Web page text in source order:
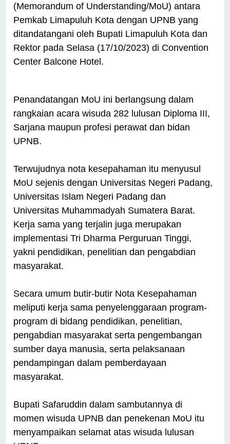
(Memorandum of Understanding/MoU) antara
Pemkab Limapuluh Kota dengan UPNB yang
ditandatangani oleh Bupati Limapuluh Kota dan
Rektor pada Selasa (17/10/2023) di Convention
Center Balcone Hotel.
Penandatangan MoU ini berlangsung dalam
rangkaian acara wisuda 282 lulusan Diploma III,
Sarjana maupun profesi perawat dan bidan
UPNB.
Terwujudnya nota kesepahaman itu menyusul
MoU sejenis dengan Universitas Negeri Padang,
Universitas Islam Negeri Padang dan
Universitas Muhammadyah Sumatera Barat.
Kerja sama yang terjalin juga merupakan
implementasi Tri Dharma Perguruan Tinggi,
yakni pendidikan, penelitian dan pengabdian
masyarakat.
Secara umum butir-butir Nota Kesepahaman
meliputi kerja sama penyelenggaraan program-
program di bidang pendidikan, penelitian,
pengabdian masyarakat serta pengembangan
sumber daya manusia, serta pelaksanaan
pendampingan dalam pemberdayaan
masyarakat.
Bupati Safaruddin dalam sambutannya di
momen wisuda UPNB dan penekenan MoU itu
menyampaikan selamat atas wisuda lulusan